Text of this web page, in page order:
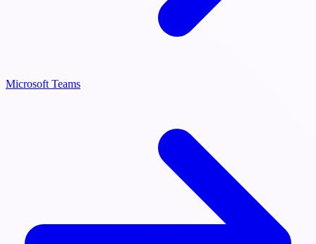
Microsoft Teams